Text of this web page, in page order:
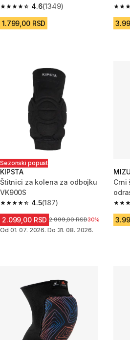
4.6
4.6 od 5 zvezdica from 1349 Recenzije
(1349)
1.799,00 RSD
4.7
Sezonski popust
KIPSTA
Štitnici za kolena za odbojku
VK900S
4.5
4.5 od 5 zvezdica from 187 Recenzije
(187)
2.099,00 RSD Cena pre sniženja
2.999,00 RSD30%
Od 01. 07. 2026. Do 31. 08. 2026.
Crni
4.5